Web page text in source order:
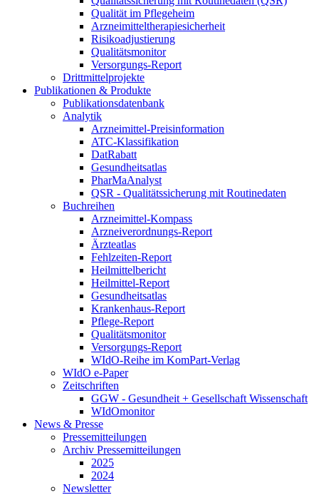
Qualität im Pflegeheim
Arzneimitteltherapiesicherheit
Risikoadjustierung
Qualitätsmonitor
Versorgungs-Report
Drittmittelprojekte
Publikationen & Produkte
Publikationsdatenbank
Analytik
Arzneimittel-Preisinformation
ATC-Klassifikation
DatRabatt
Gesundheitsatlas
PharMaAnalyst
QSR - Qualitätssicherung mit Routinedaten
Buchreihen
Arzneimittel-Kompass
Arzneiverordnungs-Report
Ärzteatlas
Fehlzeiten-Report
Heilmittelbericht
Heilmittel-Report
Gesundheitsatlas
Krankenhaus-Report
Pflege-Report
Qualitätsmonitor
Versorgungs-Report
WIdO-Reihe im KomPart-Verlag
WIdO e-Paper
Zeitschriften
GGW - Gesundheit + Gesellschaft Wissenschaft
WIdOmonitor
News & Presse
Pressemitteilungen
Archiv Pressemitteilungen
2025
2024
Newsletter